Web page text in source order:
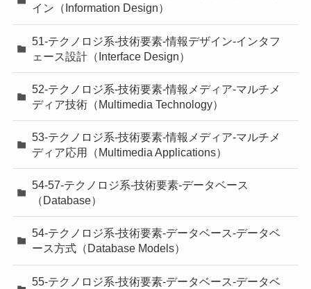
イン（Information Design）
51-テクノロジ系-技術要素-情報デザイン-インタフ
ェース設計（Interface Design）
52-テクノロジ系-技術要素-情報メディア-マルチメ
ディア技術（Multimedia Technology）
53-テクノロジ系-技術要素-情報メディア-マルチメ
ディア応用（Multimedia Applications）
54-57-テクノロジ系-技術要素-データベース
（Database）
54-テクノロジ系-技術要素-データベース-データベ
ース方式（Database Models）
55-テクノロジ系-技術要素-データベース-データベ